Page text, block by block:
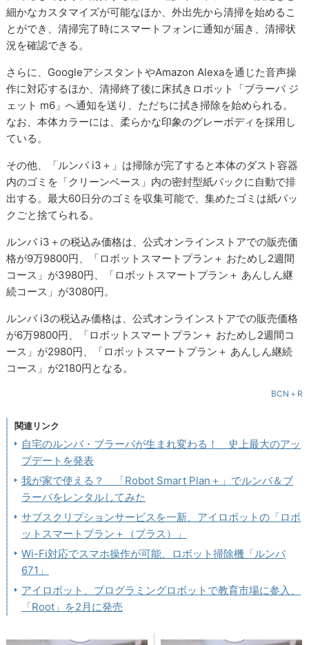
細かなカスタマイズが可能なほか、外出先から清掃を始めるこ
とができ、清掃完了時にスマートフォンに通知が届き、清掃状
況を確認できる。
さらに、GoogleアシスタントやAmazon Alexaを通じた音声操
作に対応するほか、清掃終了後に床拭きロボット「ブラーバ ジ
ェット m6」へ通知を送り、ただちに拭き掃除を始められる。
なお、本体カラーには、柔らかな印象のグレーボディを採用し
ている。
その他、「ルンバ i3＋」は掃除が完了すると本体のダスト容器
内のゴミを「クリーンベース」内の密封型紙パックに自動で排
出する。最大60日分のゴミを収集可能で、集めたゴミは紙パッ
クごと捨てられる。
ルンバ i3＋の税込み価格は、公式オンラインストアでの販売価
格が9万9800円、「ロボットスマートプラン＋ おためし2週間
コース」が3980円、「ロボットスマートプラン＋ あんしん継
続コース」が3080円。
ルンバ i3の税込み価格は、公式オンラインストアでの販売価格
が6万9800円、「ロボットスマートプラン＋ おためし2週間コ
ース」が2980円、「ロボットスマートプラン＋ あんしん継続
コース」が2180円となる。
BCN＋R
関連リンク
自宅のルンバ・ブラーバが生まれ変わる！ 史上最大のアッ
プデートを発表
我が家で使える？ 「Robot Smart Plan＋」でルンバ＆ブ
ラーバをレンタルしてみた
サブスクリプションサービスを一新、アイロボットの「ロボ
ットスマートプラン＋（プラス）」
Wi-Fi対応でスマホ操作が可能、ロボット掃除機「ルンバ
671」
アイロボット、プログラミングロボットで教育市場に参入、
「Root」を2月に発売